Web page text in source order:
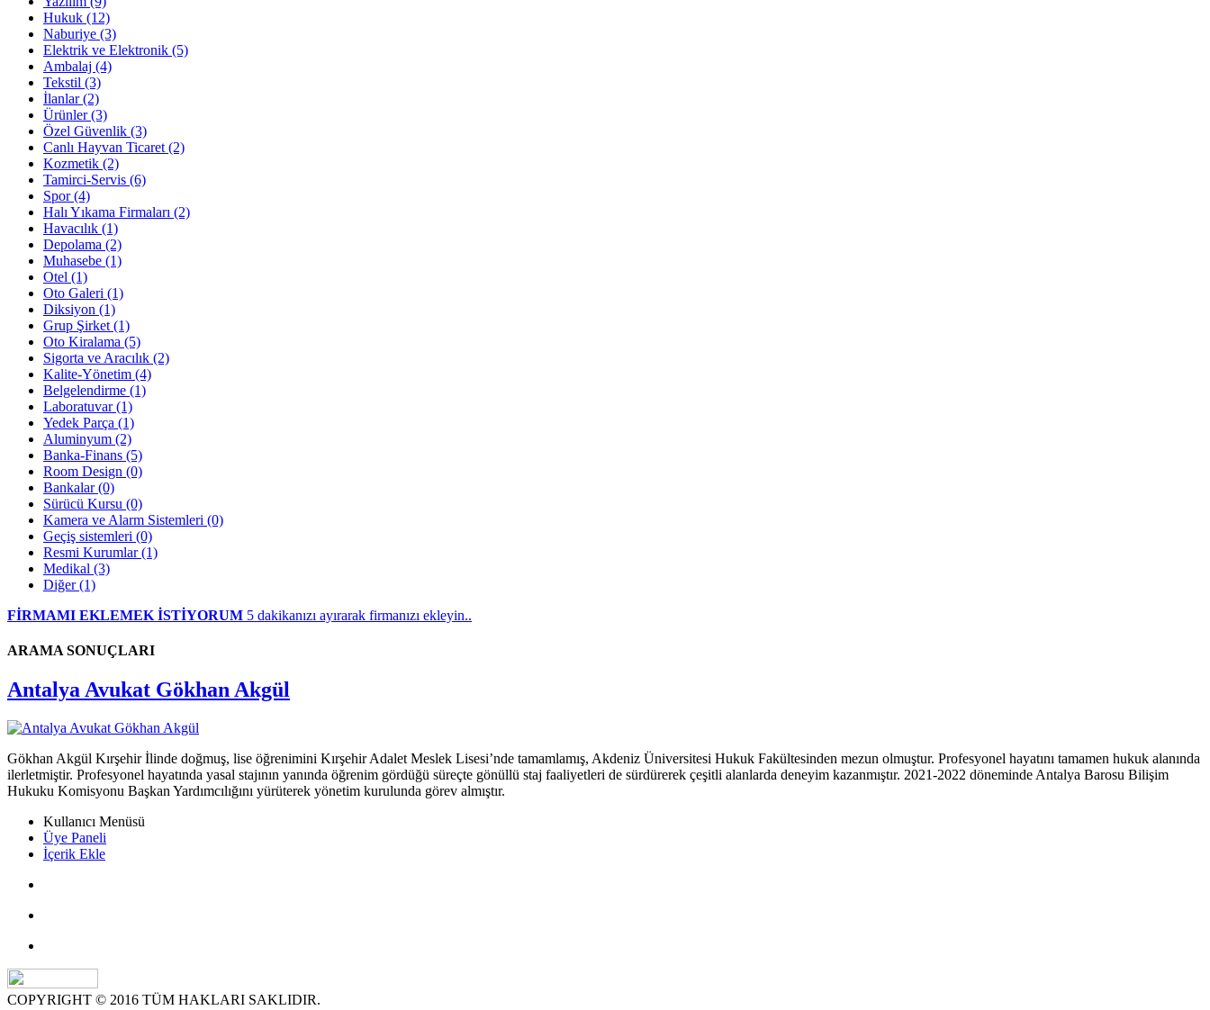
Hukuk (12)
Naburiye (3)
Elektrik ve Elektronik (5)
Ambalaj (4)
Tekstil (3)
İlanlar(2)
Ürünler(3)
Özel Güvenlik (3)
Canlı Hayvan Ticaret (2)
Kozmetik (2)
Tamirci-Servis (6)
Spor(4)
Halı Yıkama Firmaları (2)
Havacılık (1)
Depolama (2)
Muhasebe (1)
Otel (1)
Oto Galeri (1)
Diksiyon (1)
Grup Şirket (1)
Oto Kiralama (5)
Sigorta ve Aracılık (2)
Kalite-Yönetim (4)
Belgelendirme (1)
Laboratuvar(1)
Yedek Parça (1)
Aluminyum (2)
Banka-Finans (5)
Room Design (0)
Bankalar(0)
Sürücü Kursu (0)
Kamera ve Alarm Sistemleri (0)
Geçiş sistemleri (0)
Resmi Kurumlar(1)
Medikal (3)
Diğer(1)
FİRMAMI EKLEMEK İSTİYORUM 5 dakikanızı ayırarak firmanızı ekleyin..
ARAMA SONUÇLARI
Antalya Avukat Gökhan Akgül
Gökhan Akgül Kırşehir İlinde doğmuş, lise öğrenimini Kırşehir Adalet Meslek Lisesi’nde tamamlamış, Akdeniz Üniversitesi Hukuk Fakültesinden mezun olmuştur. Profesyonel hayatını tamamen hukuk alanında
ilerletmiştir. Profesyonel hayatında yasal stajının yanında öğrenim gördüğü süreçte gönüllü staj faaliyetleri de sürdürerek çeşitli alanlarda deneyim kazanmıştır. 2021-2022 döneminde Antalya Barosu Bilişim
Hukuku Komisyonu Başkan Yardımcılığını yürüterek yönetim kurulunda görev almıştır.
Kullanıcı Menüsü
Üye Paneli
İçerik Ekle
COPYRIGHT © 2016 TÜM HAKLARI SAKLIDIR.